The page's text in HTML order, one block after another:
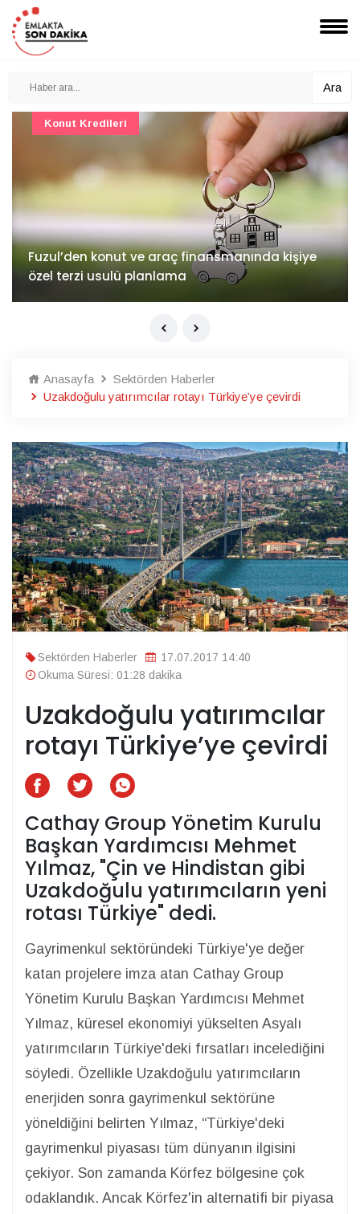
Ara
Fuzul’den konut ve araç finansmanında kişiye
özel terzi usulü planlama
Konut Kredileri
Anasayfa
Sektörden Haberler
Uzakdoğulu yatırımcılar rotayı Türkiye’ye çevirdi
Sektörden Haberler
17.07.2017 14:40
Okuma Süresi: 01:28 dakika
Uzakdoğulu yatırımcılar
rotayı Türkiye’ye çevirdi
Cathay Group Yönetim Kurulu
Başkan Yardımcısı Mehmet
Yılmaz, "Çin ve Hindistan gibi
Uzakdoğulu yatırımcıların yeni
rotası Türkiye" dedi.
Gayrimenkul sektöründeki Türkiye'ye değer
katan projelere imza atan Cathay Group
Yönetim Kurulu Başkan Yardımcısı Mehmet
Yılmaz, küresel ekonomiyi yükselten Asyalı
yatırımcıların Türkiye'deki fırsatları incelediğini
söyledi. Özellikle Uzakdoğulu yatırımcıların
enerjiden sonra gayrimenkul sektörüne
yöneldiğini belirten Yılmaz, “Türkiye'deki
gayrimenkul piyasası tüm dünyanın ilgisini
çekiyor. Son zamanda Körfez bölgesine çok
odaklandık. Ancak Körfez'in alternatifi bir piyasa